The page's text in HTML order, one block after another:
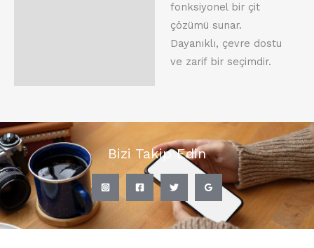
fonksiyonel bir çit
çözümü sunar.
Dayanıklı, çevre dostu
ve zarif bir seçimdir.
Bizi Takip Edin